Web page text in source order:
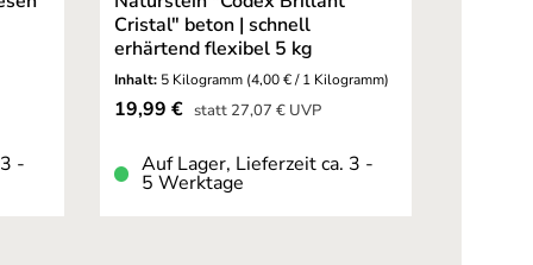
-
Cristal" beton | schnell
erhärtend flexibel 5 kg
Inhalt: 5 Kilogramm (4,00 € / 1 Kilogramm)
Verkaufspreis:
19,99 € statt Regulärer Preis:
27,07 €UVP
Auf Lager, Lieferzeit ca. 3 -
5 Werktage